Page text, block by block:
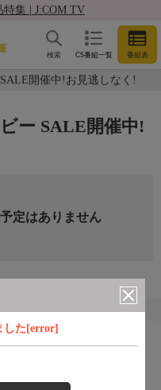
集 | J:COM TV
CS番組一覧 番組表
検索
開催中!お見逃しなく!
した[error]
ー SALE開催中!
定はありません